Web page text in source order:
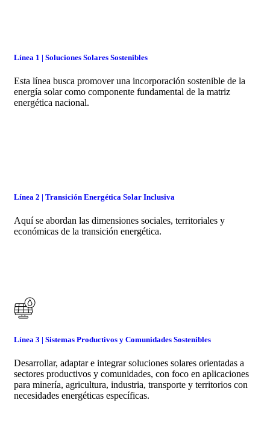
Línea 1 | Soluciones Solares Sostenibles
Esta línea busca promover una incorporación sostenible de la
energía solar como componente fundamental de la matriz
energética nacional.
Línea 2 | Transición Energética Solar Inclusiva
Aquí se abordan las dimensiones sociales, territoriales y
económicas de la transición energética.
Línea 3 | Sistemas Productivos y Comunidades Sostenibles
Desarrollar, adaptar e integrar soluciones solares orientadas a
sectores productivos y comunidades, con foco en aplicaciones
para minería, agricultura, industria, transporte y territorios con
necesidades energéticas específicas.